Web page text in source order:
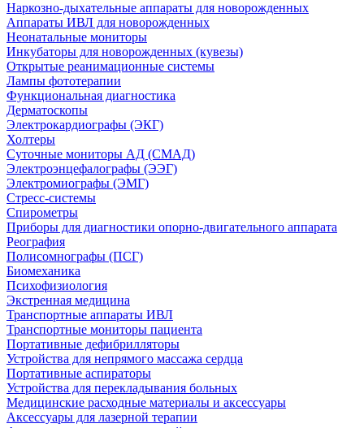
Наркозно-дыхательные аппараты для новорожденных
Аппараты ИВЛ для новорожденных
Неонатальные мониторы
Инкубаторы для новорожденных (кувезы)
Открытые реанимационные системы
Лампы фототерапии
Функциональная диагностика
Дерматоскопы
Электрокардиографы (ЭКГ)
Холтеры
Суточные мониторы АД (СМАД)
Электроэнцефалографы (ЭЭГ)
Электромиографы (ЭМГ)
Стресс-системы
Спирометры
Приборы для диагностики опорно-двигательного аппарата
Реография
Полисомнографы (ПСГ)
Биомеханика
Психофизиология
Экстренная медицина
Транспортные аппараты ИВЛ
Транспортные мониторы пациента
Портативные дефибрилляторы
Устройства для непрямого массажа сердца
Портативные аспираторы
Устройства для перекладывания больных
Медицинские расходные материалы и аксессуары
Аксессуары для лазерной терапии